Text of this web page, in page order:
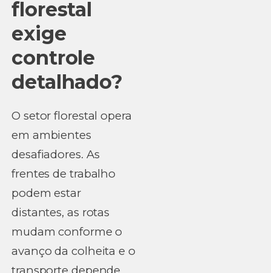
florestal
exige
controle
detalhado?
O setor florestal opera
em ambientes
desafiadores. As
frentes de trabalho
podem estar
distantes, as rotas
mudam conforme o
avanço da colheita e o